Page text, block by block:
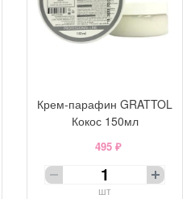
Крем-парафин GRATTOL
Кокос 150мл
495 ₽
шт